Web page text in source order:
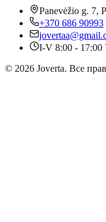
Panevėžio g. 7,
+370 686 90993
I-V 8:00 - 17:00
© 2026 Joverta. Все